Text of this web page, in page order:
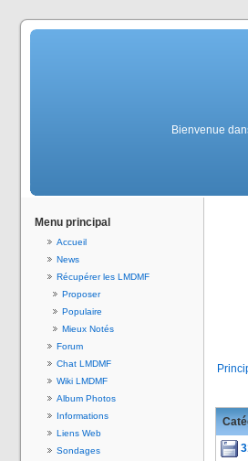
Bienvenue
Menu principal
Accueil
News
Récupérer les LMDMF
Proposer
Populaire
Mieux Notés
Forum
Chat LMDMF
Wiki LMDMF
Album Photos
Informations
Liens Web
Sondages